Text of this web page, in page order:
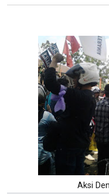
Aksi